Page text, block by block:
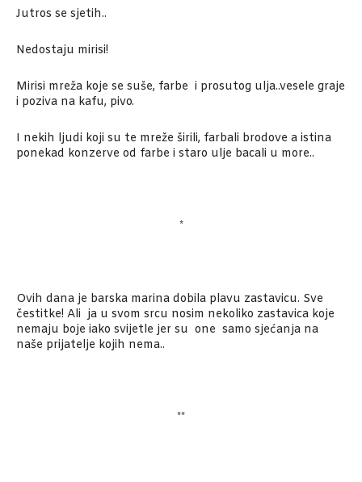
Jutros se sjetih..
Nedostaju mirisi!
Mirisi mreža koje se suše, farbe i prosutog ulja..vesele graje
i poziva na kafu, pivo.
I nekih ljudi koji su te mreže širili, farbali brodove a istina
ponekad konzerve od farbe i staro ulje bacali u more..
*
Ovih dana je barska marina dobila plavu zastavicu. Sve
čestitke! Ali ja u svom srcu nosim nekoliko zastavica koje
nemaju boje iako svijetle jer su one samo sjećanja na
naše prijatelje kojih nema..
**